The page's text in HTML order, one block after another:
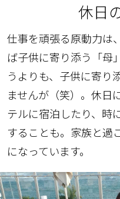
休日
仕事を頑張る原動力は
ば子供に寄り添う「母
うよりも、子供に寄り
ませんが（笑）。休日
テルに宿泊したり、時
することも。家族と過
になっています。